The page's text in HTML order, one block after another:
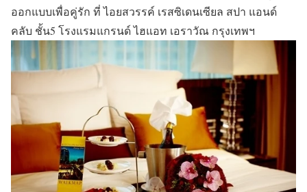
ออกแบบเพื่อคู่รัก ที่ ไอยสวรรค์ เรสซิเดนเซียล สปา แอนด์
คลับ ชั้น5 โรงแรมแกรนด์ ไฮแอท เอราวัณ กรุงเทพฯ